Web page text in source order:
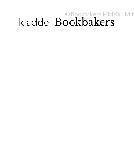
© Bookbakers MMXX | Mit